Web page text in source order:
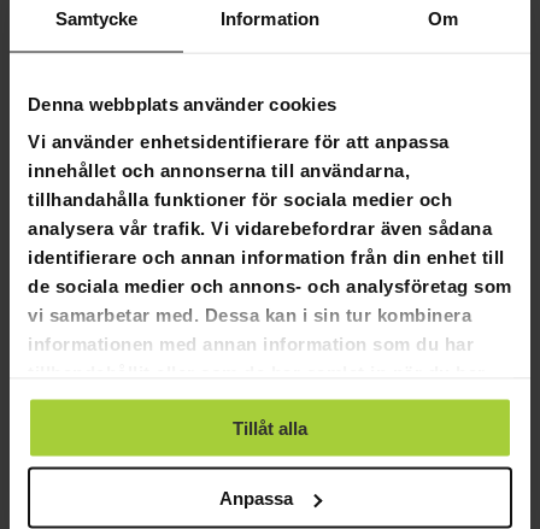
Samtycke Information Om
Denna webbplats använder cookies
Vi använder enhetsidentifierare för att anpassa
innehållet och annonserna till användarna,
tillhandahålla funktioner för sociala medier och
analysera vår trafik. Vi vidarebefordrar även sådana
identifierare och annan information från din enhet till
de sociala medier och annons- och analysföretag som
vi samarbetar med. Dessa kan i sin tur kombinera
informationen med annan information som du har
använt deras tjänster.
Tillåt alla
Anpassa
med att välja dessa typer av stegar:
sin smidighet. De kan lätt kollapsas till en kompakt
storlek, vilket gör dem enkla att förvara och
transportera.
Versatilitet:Dessa stegar kan förlängas till olika
längder, vilket gör dem mångsidiga för en rad olika
uppgifter.
Hög kvalitet och hållbarhet:
Trots sin lätta design, är
teleskopstegar starka och hållbara och kan stå upp
mot krävande förhållanden och belastningar.
Säkerhet:Teleskopiska stegar har vanligtvis inbyggda
säkerhetsfunktioner, såsom anti-glidfötter och
förflyttningar eller sammandragningar under
Varför välja Fornorth Teleskopisk Stege 3,2m?